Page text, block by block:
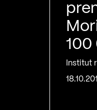
100
Institut